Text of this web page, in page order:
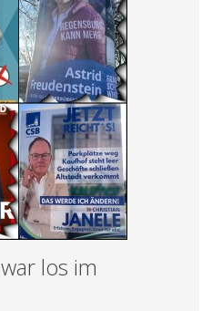
los im